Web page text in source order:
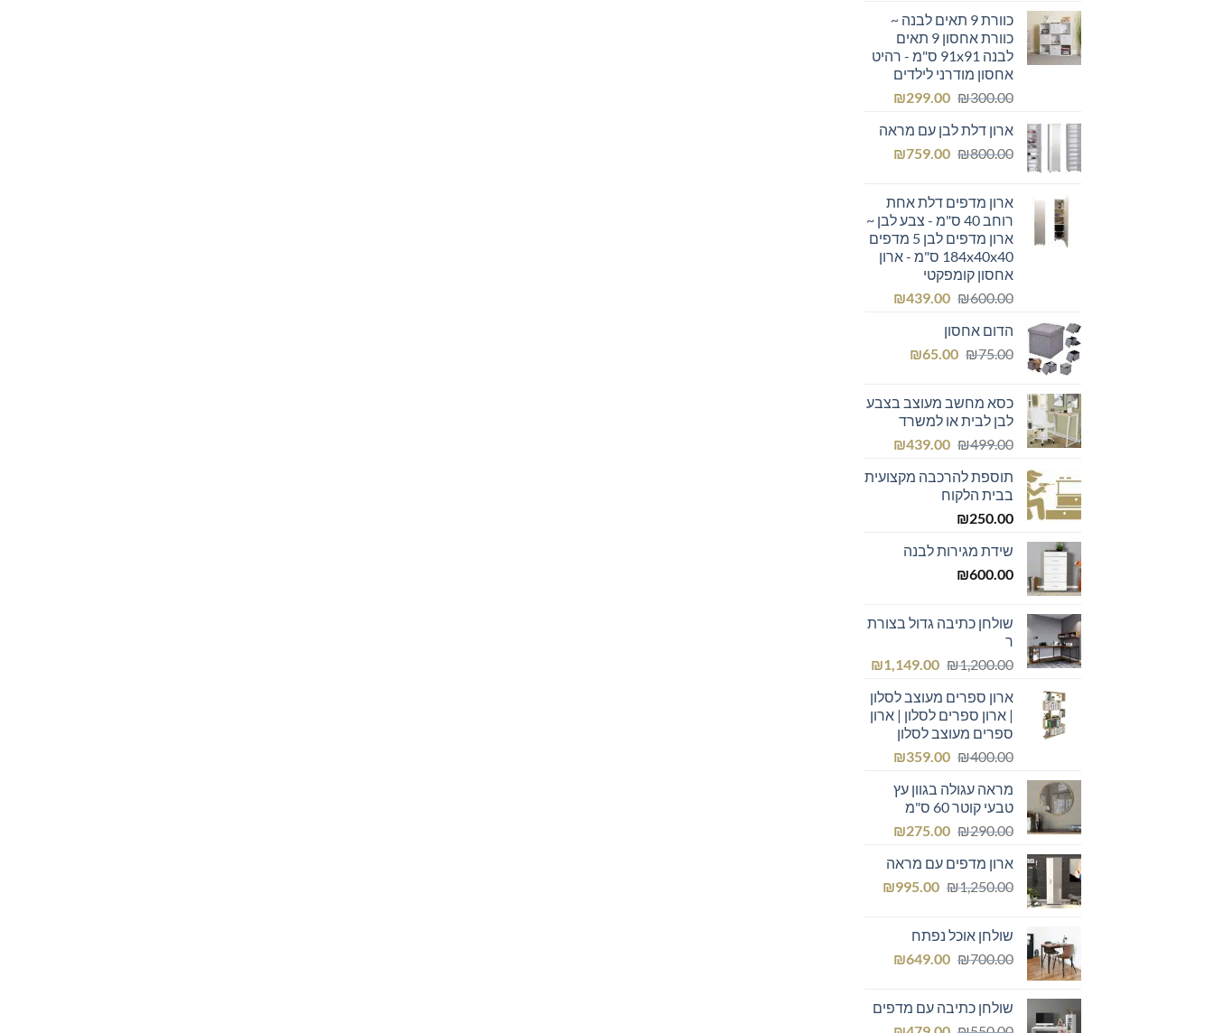
היה:
₪669.00.
הוא:כוורת 9 תאים לבנה ~
כוורת אחסון 9 תאים
לבנה 91x91 ס"מ - רהיט
אחסון מודרני לילדים
₪300.00
המחיר
היה:
₪300.00.
₪299.00
המחיר
הוא:
₪299.00.
ארון דלת לבן עם מראה
₪800.00
המחיר
₪800.00.
₪759.00
המחיר
₪759.00.ארון מדפים דלת אחת
רוחב 40 ס"מ - צבע לבן ~
ארון מדפים לבן 5 מדפים
184x40x40 ס"מ - ארון
אחסון קומפקטי
₪600.00
המחיר
היה:
₪600.00.
₪439.00
המחיר
הדום אחסון
₪75.00
המחיר
₪75.00.
₪65.00
המחיר
₪65.00.
כסא מחשב מעוצב בצבע
לבן לבית או למשרד
₪499.00
המחיר
היה:
₪499.00.
₪439.00
המחיר
הוא:
תוספת להרכבה מקצועית
בבית הלקוח
₪250.00
שידת מגירות לבנה
₪600.00
שולחן כתיבה גדול בצורת
ר
₪1,200.00
המחיר
היה:
₪1,200.00.
₪1,149.00
המחיר
הוא:
₪1,149.00.
ארון ספרים מעוצב לסלון
| ארון ספרים לסלון | ארון
ספרים מעוצב לסלון
₪400.00
המחיר
היה:
₪400.00.
₪359.00
המחיר
הוא:מראה עגולה בגוון עץ
טבעי קוטר 60 ס"מ
₪290.00
המחיר
היה:
₪290.00.
₪275.00
המחיר
הוא:
₪275.00.
ארון מדפים עם מראה
₪1,250.00
המחיר
₪1,250.00.
₪995.00
המחיר
שולחן אוכל נפתח
₪700.00
המחיר
₪700.00.
₪649.00
המחיר
₪649.00.שולחן כתיבה עם מדפים